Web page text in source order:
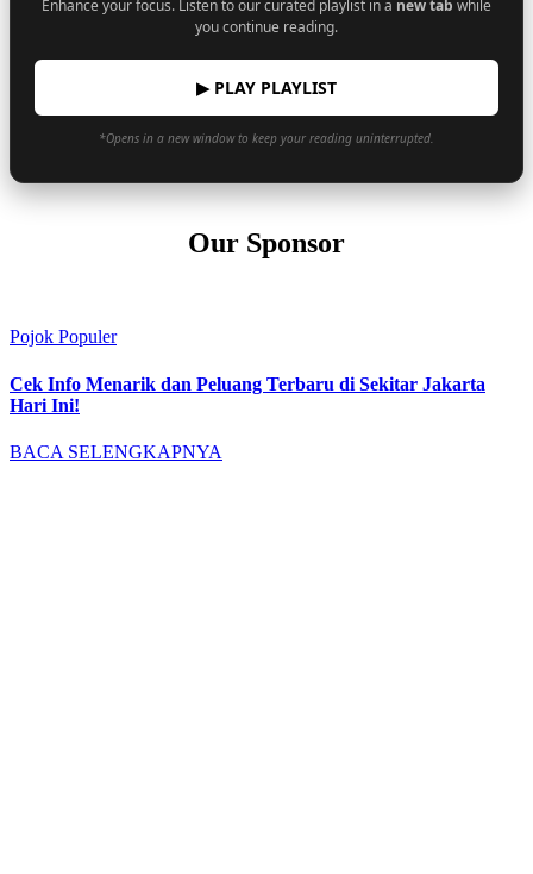
Enhance your focus. Listen to our curated playlist in a new tab while
you continue reading.
▶ PLAY PLAYLIST
*Opens in a new window to keep your reading uninterrupted.
Our Sponsor
Pojok Populer
Cek Info Menarik dan Peluang Terbaru di Sekitar Jakarta
Hari Ini!
BACA SELENGKAPNYA